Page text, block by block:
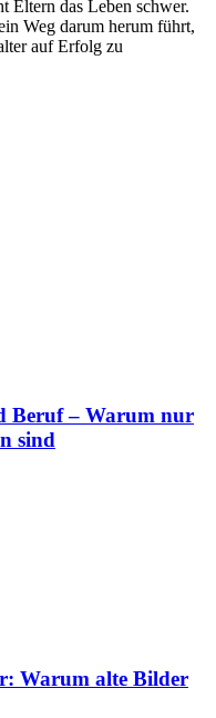
Eltern das Leben schwer.
Weg darum herum führt,
auf Erfolg zu
Beruf – Warum nur
sind
Warum alte Bilder